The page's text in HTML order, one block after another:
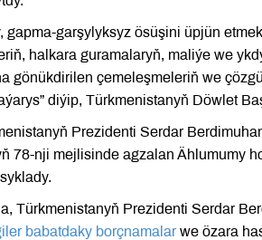
gapma-garşylyksyz ösüşini üpjün
halkara guramalaryň, maliýe we
gönükdirilen çemeleşmeleriň we
diýip, Türkmenistanyň Döwlet
Prezidenti Serdar
78-nji mejlisinde agzalan Ählumumy
Türkmenistanyň Prezidenti Serdar
babatdaky borçnamalarwe özara